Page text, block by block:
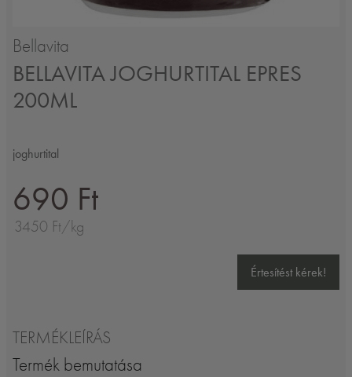
Bellavita
BELLAVITA JOGHURTITAL EPRES
200ML
joghurtital
690 Ft
3450 Ft/kg
Értesítést kérek!
TERMÉKLEÍRÁS
Termék bemutatása